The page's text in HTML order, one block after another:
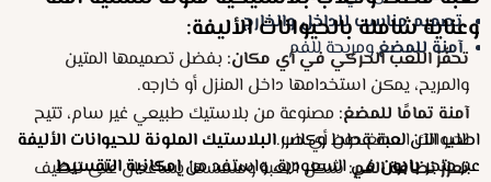
تصميم مناسب للداخل والخارج
آمنة للمضغومريحة للفم
وعناية شاملة بالحيوانات الأليفة:
تحفّز اللعب الحركي في أي مكان: بفضل تصميمها المتين
والمريح، يمكن استخدامها داخل المنزل أو خارجه.
آمنة تمامًا للمضغ: مصنوعة من بلاستيك طبيعي غير سام، تتيح
لحيوانك المضغ دون أي ضرر.
تعزز نظافة الفم:شكل اللعبة وملمسها يساعدان على تنظيف
اطلب الآن لعبة قطط وكلابالبلاستيك الملونة للحيوانات الأليفة
عبر متجربابونفي السعودية، واستفد منإمكانية التقسيط